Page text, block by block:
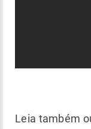
Leia também